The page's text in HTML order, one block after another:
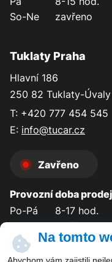
Na tomto
So-Ne
zavřeno
Tuklaty Praha
Hlavní 186
250 82 Tuklaty-Úvaly
T: +420 777 454 545
E: info@tucar.cz
Zavřeno
Provozní doba
Po-Pá
8-17 hod.
So-Ne
zavřeno